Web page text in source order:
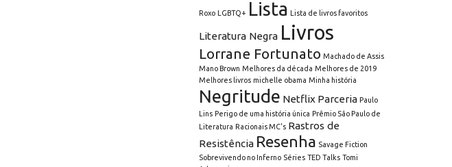
Roxo LGBTQ+ Lista Lista de livros favoritos
Literatura Negra Livros
Lorrane Fortunato Machado de Assis
Mano Brown Melhores da década Melhores de 2019
Melhores livros michelle obama Minha história
Negritude Netflix Parceria Paulo
Lins Perigo de uma história única Prêmio São Paulo de
Literatura Racionais MC's Rastros de
Resistência Resenha Savage Fiction
Sobrevivendo no Inferno Séries TED Talks Tomi